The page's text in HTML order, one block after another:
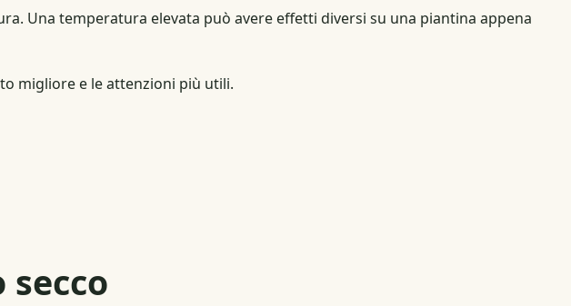
Una temperatura elevata può avere effetti diversi su una piantina appena
migliore e le attenzioni più utili.